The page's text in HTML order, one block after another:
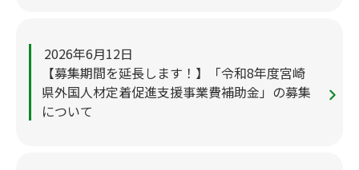
2026年6月12日
【募集期間を延長します！】「令和8年度宮崎
県外国人材定着促進支援事業費補助金」の募集
について